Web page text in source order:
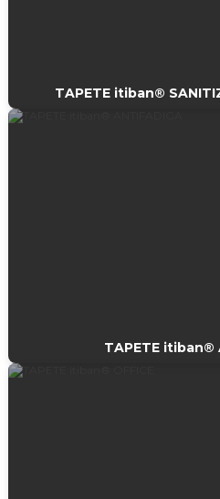
TAPETE itiban®
TAPETE itiban®